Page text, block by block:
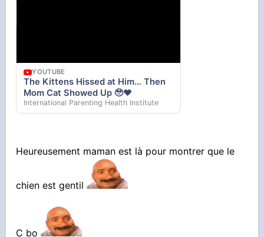
YOUTUBE
The Kittens Hissed at Him… Then
Mom Cat Showed Up 🥹❤️
International Parenting Health Institute
Heureusement maman est là pour montrer que le
chien est gentil
C bo